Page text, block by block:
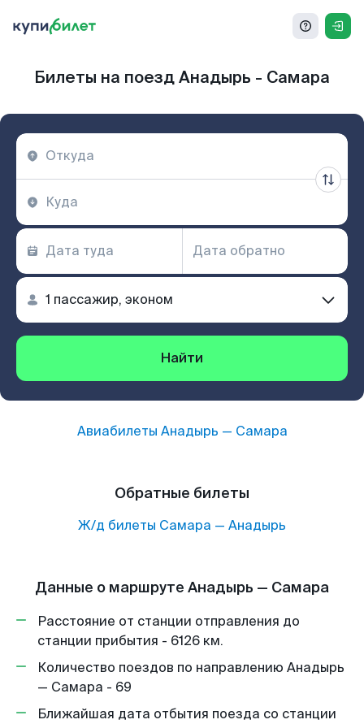
Билеты на поезд Анадырь - Самара
Найти
Авиабилеты Анадырь — Самара
Обратные билеты
Ж/д билеты Самара — Анадырь
Данные о маршруте Анадырь — Самара
Расстояние от станции отправления до
станции прибытия - 6126 км.
Количество поездов по направлению Анадырь
— Самара - 69
Ближайшая дата отбытия поезда со станции